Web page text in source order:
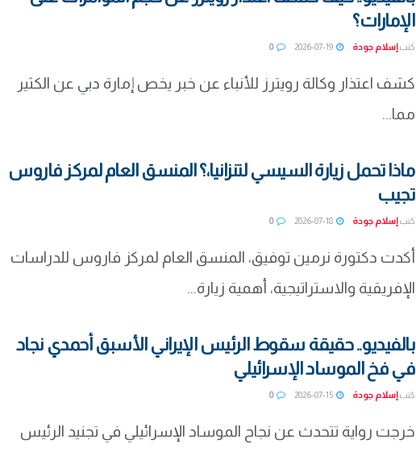
الإمارات؟
كتب إسلام جودة 2026-07-19
0
كشف اعتذار وكالة رويترز للأنباء عن خبر يخص إمارة دبي عن الكثير
مما...
ماذا تحمل زيارة السيسي لتنزانيا،؟ المنسق العام لمركز فاروس
تجيب
كتب إسلام جودة 2026-07-18
0
أكدت دكتورة نرمين توفيق، المنسق العام لمركز فاروس للدراسات
الإفريقية والاستراتيجية، أهمية زيارة...
بالفيديو.. حقيقة سقوط الرئيس الإيراني الأسبق أحمدي نجاد
في فخ الموساد الإسرائيلي
كتب إسلام جودة 2026-07-15
0
خرجت رواية تتحدث عن نجاح الموساد الإسرائيلي في تجنيد الرئيس